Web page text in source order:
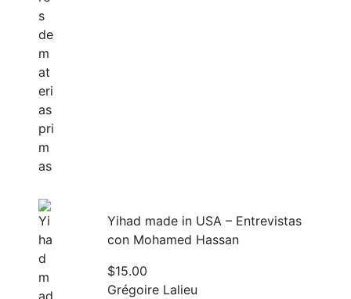
Yihad made in USA – Entrevistas
con Mohamed Hassan
$15.00
Grégoire Lalieu